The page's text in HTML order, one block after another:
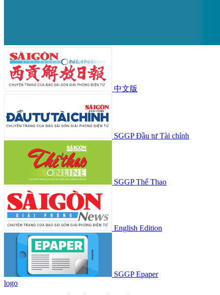
中文版
SGGP Đầu tư Tài chính
SGGP Thể Thao
English Edition
SGGP Epaper
logo